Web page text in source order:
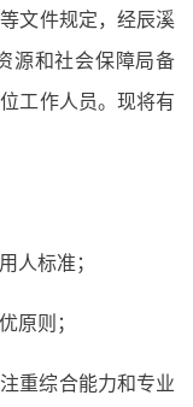
文件规定，经辰溪
源和社会保障局备
工作人员。现将有
人标准；
原则；
重综合能力和专业